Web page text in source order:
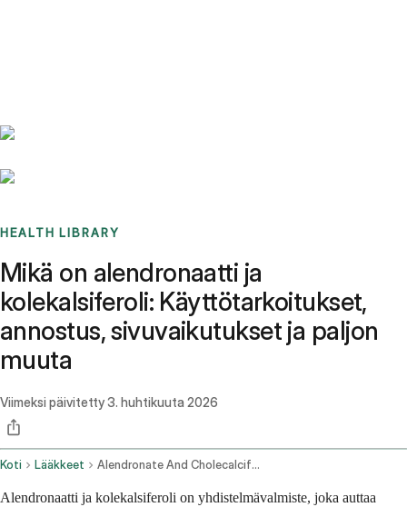
HEALTH LIBRARY
Mikä on alendronaatti ja
kolekalsiferoli: Käyttötarkoitukset,
annostus, sivuvaikutukset ja paljon
muuta
Viimeksi päivitetty3. huhtikuuta 2026
Koti Lääkkeet Alendronate And Cholecalciferol Oral Route
Alendronaatti ja kolekalsiferoli on yhdistelmävalmiste, joka auttaa